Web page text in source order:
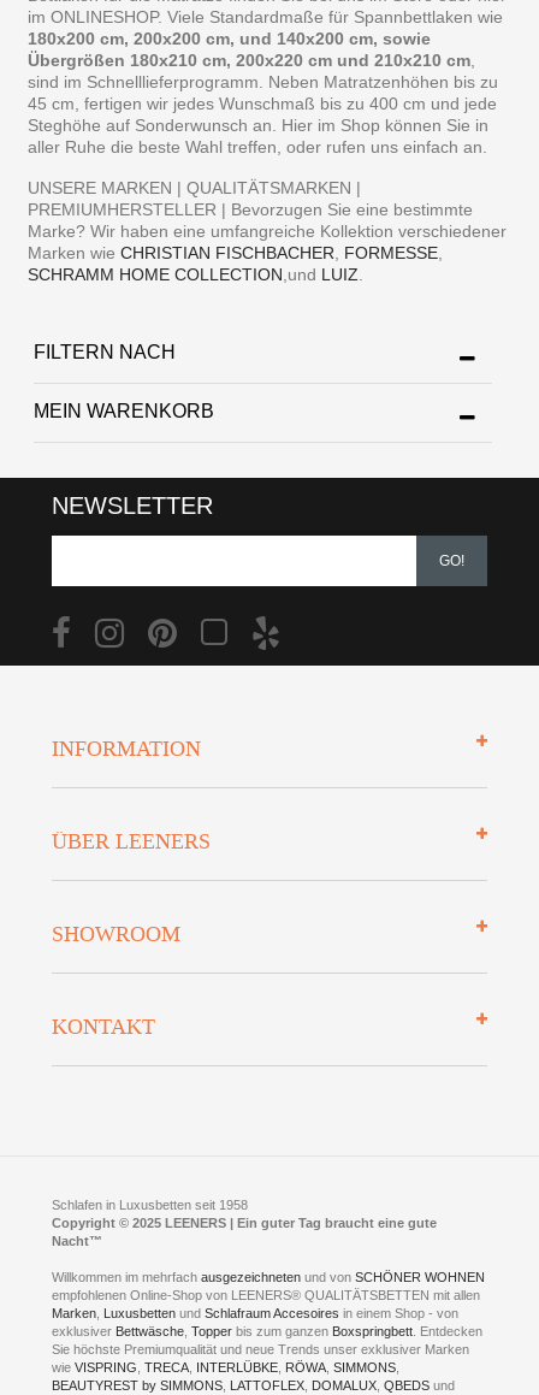
im ONLINESHOP. Viele Standardmaße für Spannbettlaken wie
180x200 cm, 200x200 cm, und 140x200 cm, sowie
Übergrößen 180x210 cm, 200x220 cm und 210x210 cm
sind im Schnelllieferprogramm. Neben Matratzenhöhen bis zu
45 cm, fertigen wir jedes Wunschmaß bis zu 400 cm und jede
Steghöhe auf Sonderwunsch an. Hier im Shop können Sie in
aller Ruhe die beste Wahl treffen, oder rufen uns einfach an.
UNSERE MARKEN | QUALITÄTSMARKEN |
PREMIUMHERSTELLER | Bevorzugen Sie eine bestimmte
Marke? Wir haben eine umfangreiche Kollektion verschiedener
Marken wieCHRISTIAN FISCHBACHER FORMESSE
SCHRAMM HOME COLLECTION ,und LUIZ
FILTERN NACH
MEIN WARENKORB
NEWSLETTER
GO!
INFORMATION
Finanzierung
Datenschutz
ÜBER LEENERS
Preisgarantie
Presse
Jobs
SHOWROOM
Fotoalbum
Kontakt
KONTAKT
Neuer Showroom für unsere Onlineartikel.
Kontakt via:WhatsApp
Kontakt via:eMail
mögliche Zeiten für eine Showroom Terminreservierung
MO und DI geschlossen
Schlafen in Luxusbetten seit 1958
Copyright © 2025 LEENERS | Ein guter Tag braucht eine gute
Nacht™
Willkommen im mehrfachausgezeichnetenund vonSCHÖNER WOHNEN
empfohlenen Online-Shop von LEENERS® QUALITÄTSBETTEN mit allen
Marken Luxusbetten undSchlafraum Accesoires in einem Shop - von
exklusiver Bettwäsche ,Topper bis zum ganzen Boxspringbett . Entdecken
Sie höchste Premiumqualität und neue Trends unser exklusiver Marken
wieVISPRING ,TRECA INTERLÜBKE RÖWA ,SIMMONS
BEAUTYREST by SIMMONS LATTOFLEX DOMALUX ,QBEDS und